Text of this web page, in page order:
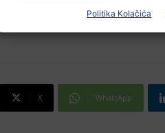
Politika Kolačića
X WhatsApp